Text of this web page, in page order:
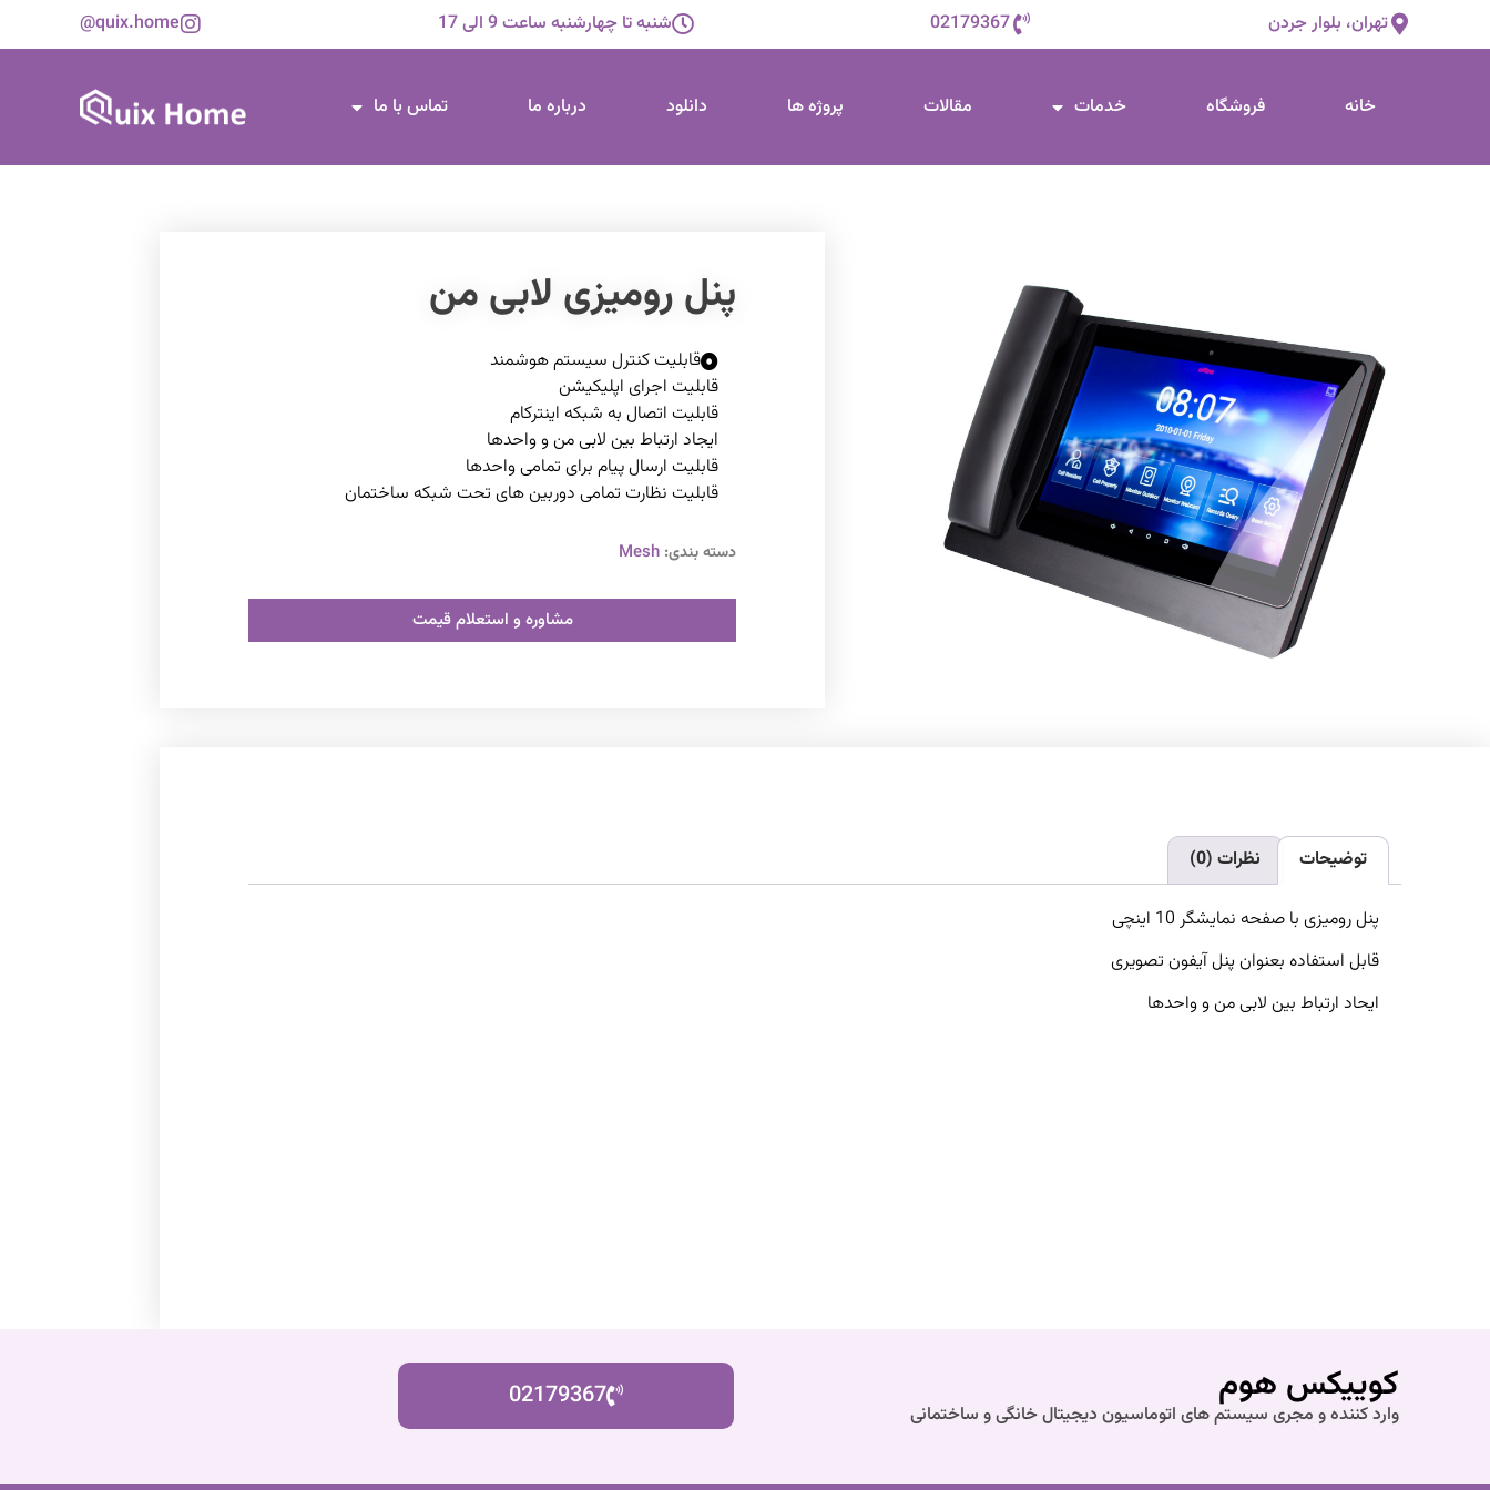
تهران، بلوار جردن 02179367 شنبه تا چهارشنبه ساعت 9 الی 17 quix.home@
خانه فروشگاه خدمات مقالات پروژه ها دانلود درباره ما تماس با ما
پنل رومیزی لابی من
قابلیت کنترل سیستم هوشمند
قابلیت اجرای اپلیکیشن
قابلیت اتصال به شبکه اینترکام
ایجاد ارتباط بین لابی من و واحدها
قابلیت ارسال پیام برای تمامی واحدها
قابلیت نظارت تمامی دوربین های تحت شبکه ساختمان
دسته بندی: Mesh
مشاوره و استعلام قیمت
توضیحات نظرات (0)
پنل رومیزی با صفحه نمایشگر 10 اینچی
قابل استفاده بعنوان پنل آیفون تصویری
ایحاد ارتباط بین لابی من و واحدها
کوییکس هوم
وارد کننده و مجری سیستم های اتوماسیون دیجیتال خانگی و ساختمانی
02179367